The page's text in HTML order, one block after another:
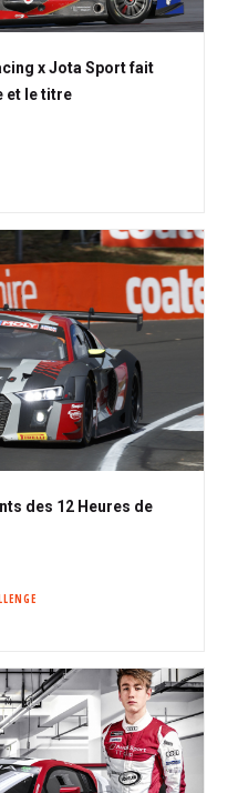
x Jota Sport fait
et le titre
des 12 Heures de